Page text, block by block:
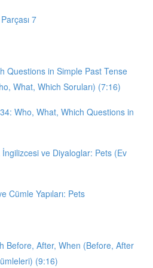
7
Questions in Simple Past Tense
What, Which Soruları) (7:16)
Who, What, Which Questions in
ve Diyaloglar: Pets (Ev
Cümle Yapıları: Pets
Before, After, When (Before, After
(9:16)